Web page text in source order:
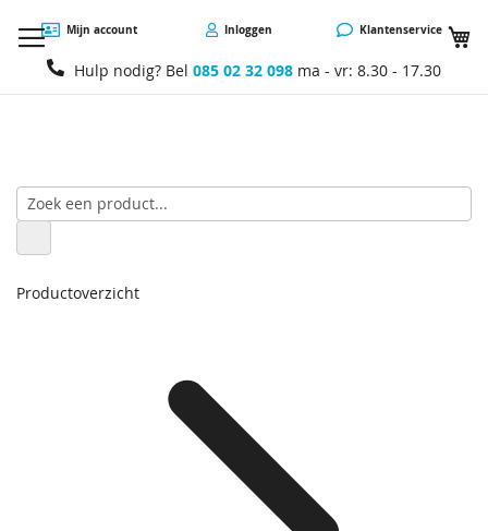
Mijn account Inloggen Klantenservice
Hulp nodig? Bel 085 02 32 098 ma - vr: 8.30 - 17.30
Productoverzicht